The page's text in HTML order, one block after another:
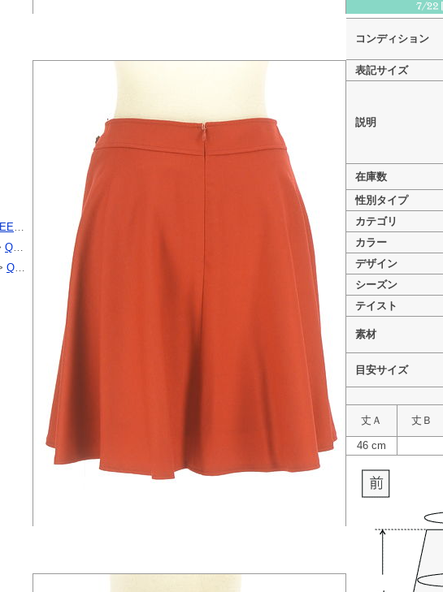
コンディション
表記サイズ
説明
在庫数
性別タイプ
カテゴリ
カラー
デザイン
シーズン
テイスト
素材
目安サイズ
丈Ａ 丈Ｂ
46 cm
ーンズコート）
QUEENS COURT（クイーンズコート）
QUEENS COURT（クイーンズコート）
QUEENS COURT（クイーンズコート）
QUEENS COURT（クイーンズコート） QUEENS COURT（クイーンズコート）